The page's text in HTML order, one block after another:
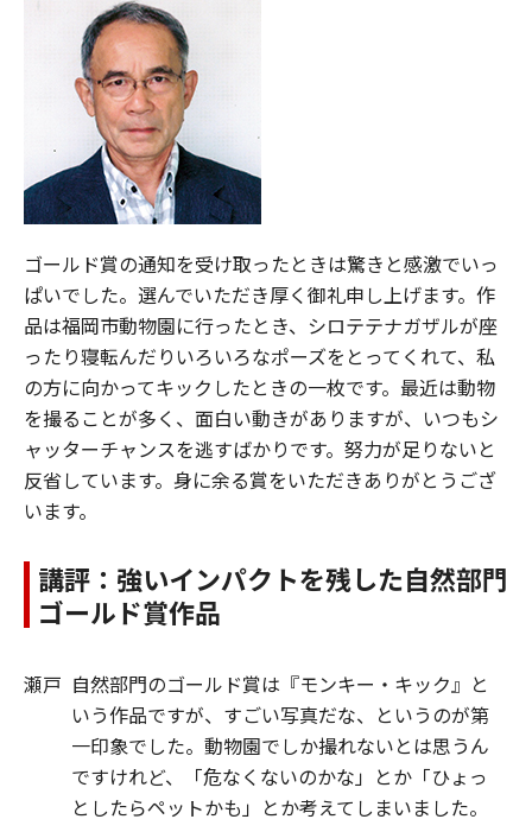
ゴールド賞の通知を受け取ったときは驚きと感激でいっ
ぱいでした。選んでいただき厚く御礼申し上げます。作
品は福岡市動物園に行ったとき、シロテテナガザルが座
ったり寝転んだりいろいろなポーズをとってくれて、私
の方に向かってキックしたときの一枚です。最近は動物
を撮ることが多く、面白い動きがありますが、いつもシ
ャッターチャンスを逃すばかりです。努力が足りないと
反省しています。身に余る賞をいただきありがとうござ
います。
講評：強いインパクトを残した自然部門
ゴールド賞作品
瀬戸 自然部門のゴールド賞は『モンキー・キック』と
いう作品ですが、すごい写真だな、というのが第
一印象でした。動物園でしか撮れないとは思うん
ですけれど、「危なくないのかな」とか「ひょっ
としたらペットかも」とか考えてしまいました。